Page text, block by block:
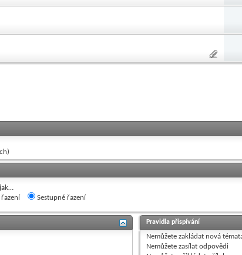
řazení
Sestupné řazení
Pravidla přispívání
Nemůžete zakládat nová
Nemůžete zasílat odpovědi